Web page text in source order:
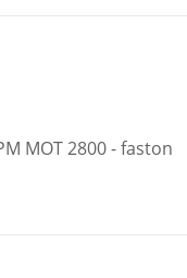
MOT 2800 - faston